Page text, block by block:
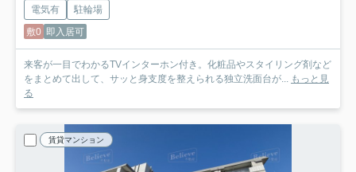
電気有
駐輪場
敷0 即入居可
来客が一目でわかるTVインターホン付き。化粧品やスタイリング剤など
をまとめて出して、サッと身支度を整えられる独立洗面台が...
もっと見
る
賃貸マンション